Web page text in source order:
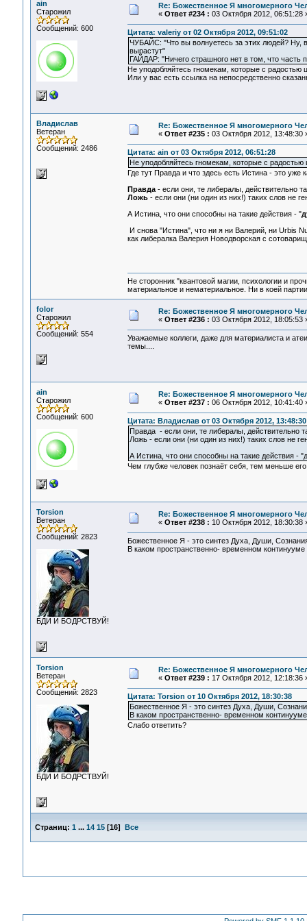
ain
Старожил
Сообщений: 600
Re: Божественное Я многомерного
« Ответ #234 : 03 Октября 2012, 06:51:28
Цитата: valeriy от 02 Октября 2012, 09:51:02
ЧУБАЙС: "Что вы волнуетесь за этих людей? Ну,
вырастут"
ГАЙДАР: "Ничего страшного нет в том, что часть
Не уподобляйтесь гномекам, которые с
Или у вас есть ссылка на непосредственно
Владислав
Ветеран
Сообщений: 2486
Re: Божественное Я многомерного
« Ответ #235 : 03 Октября 2012, 13:48:30
Цитата: ain от 03 Октября 2012, 06:51:28
Не уподобляйтесь гномекам, которые с
Где тут Правда и что здесь есть Истина - это
Правда - если они, те либералы, действительно
Ложь - если они (ни один из них!) таких слов не
А Истина, что они способны на такие действия - "
И снова "Истина", что ни я ни Валерий, ни Urbis
как либералка Валерия Новодворская с
Не сторонник "квантовой магии, психологии и
материальное и нематериальное. Ни в коей
folor
Старожил
Сообщений: 554
Re: Божественное Я многомерного
« Ответ #236 : 03 Октября 2012, 18:05:53
Уважаемые коллеги, даже для материалиста и
темы....
ain
Старожил
Сообщений: 600
Re: Божественное Я многомерного
« Ответ #237 : 06 Октября 2012, 10:41:40
Цитата: Владислав от 03 Октября 2012, 13:48:30
Правда - если они, те либералы, действительно
Ложь - если они (ни один из них!) таких слов не
А Истина, что они способны на такие действия -
Чем глубже человек познаёт себя, тем меньше
Torsion
Ветеран
Сообщений: 2823
БДИ И БОДРСТВУЙ!
Re: Божественное Я многомерного
« Ответ #238 : 10 Октября 2012, 18:30:38
Божественное Я - это синтез Духа, Души,
В каком пространственно- временном континууме
Torsion
Ветеран
Сообщений: 2823
БДИ И БОДРСТВУЙ!
Re: Божественное Я многомерного
« Ответ #239 : 17 Октября 2012, 12:18:36
Цитата: Torsion от 10 Октября 2012, 18:30:38
Божественное Я - это синтез Духа, Души,
В каком пространственно- временном
Слабо ответить?
Страниц: 1 ... 14 15[16] Все